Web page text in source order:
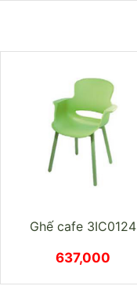
Ghế cafe 3IC0124
637,000